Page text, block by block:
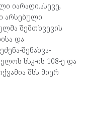
იარაღი.ასევე,
არსებული
შემთხვევის
და
შენახვა-
სსკ-ის 108-ე და
შსს მიერ